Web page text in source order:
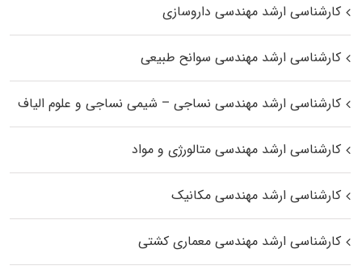
کارشناسی ارشد مهندسی داروسازی
کارشناسی ارشد مهندسی سوانح طبیعی
کارشناسی ارشد مهندسی نساجی – شیمی نساجی و علوم الیاف
کارشناسی ارشد مهندسی متالورژی و مواد
کارشناسی ارشد مهندسی مکانیک
کارشناسی ارشد مهندسی معماری کشتی